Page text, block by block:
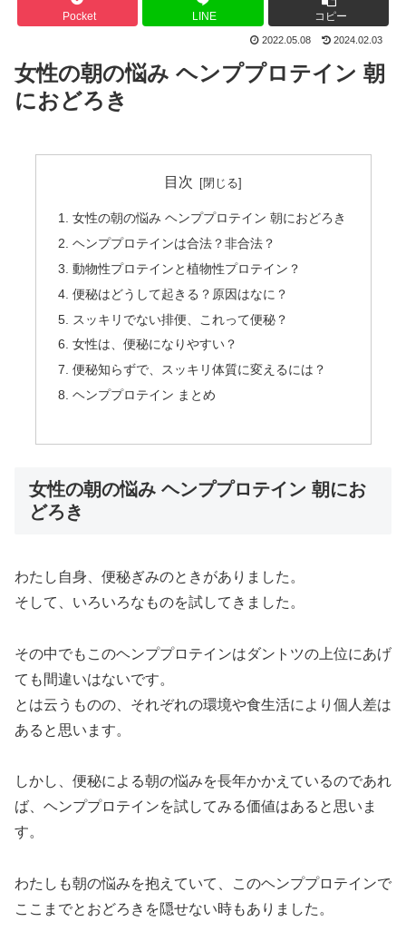
Pocket LINE コピー
2022.05.08 2024.02.03
女性の朝の悩み ヘンププロテイン 朝
におどろき
目次
女性の朝の悩み ヘンププロテイン 朝におどろき
ヘンププロテインは合法？非合法？
動物性プロテインと植物性プロテイン？
便秘はどうして起きる？原因はなに？
スッキリでない排便、これって便秘？
女性は、便秘になりやすい？
便秘知らずで、スッキリ体質に変えるには？
ヘンププロテイン まとめ
女性の朝の悩み ヘンププロテイン 朝にお
どろき
わたし自身、便秘ぎみのときがありました。
そして、いろいろなものを試してきました。
その中でもこのヘンププロテインはダントツの上位にあげ
ても間違いはないです。
とは云うものの、それぞれの環境や食生活により個人差は
あると思います。
しかし、便秘による朝の悩みを長年かかえているのであれ
ば、ヘンププロテインを試してみる価値はあると思いま
す。
わたしも朝の悩みを抱えていて、このヘンププロテインで
ここまでとおどろきを隠せない時もありました。